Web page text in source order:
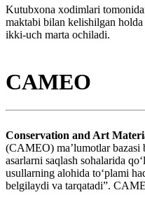
Kutubxona xodimlari
maktabi bilan kelishilgan
ikki-uch marta ochiladi.
CAMEO
Conservation and Art
(CAMEO) maʼlumotlar bazasi
asarlarni saqlash sohalarida
usullarning alohida toʻplami
belgilaydi va tarqatadi”.